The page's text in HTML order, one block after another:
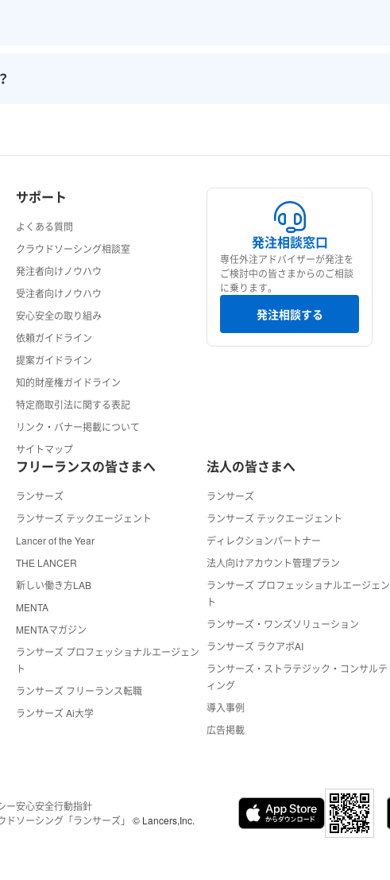
サポート
よくある質問
クラウドソーシング相談室
発注者向けノウハウ
受注者向けノウハウ
安心安全の取り組み
依頼ガイドライン
提案ガイドライン
知的財産権ガイドライン
特定商取引法に関する表記
リンク・バナー掲載について
サイトマップ
発注相談窓口
専任外注アドバイザーが発注を
ご検討中の皆さまからのご相談
に乗ります。
発注相談する
フリーランスの皆さまへ
ランサーズ
ランサーズ テックエージェント
Lancer of the Year
THE LANCER
新しい働き方LAB
MENTA
MENTAマガジン
ランサーズ プロフェッショナルエージェン
ト
ランサーズ フリーランス転職
ランサーズ Ai大学
法人の皆さまへ
ランサーズ
ランサーズ テックエージェント
ディレクションパートナー
法人向けアカウント管理プラン
ランサーズ プロフェッショナルエージェン
ト
ランサーズ・ワンズソリューション
ランサーズ ラクアポAI
ランサーズ・ストラテジック・コンサルテ
ィング
導入事例
広告掲載
ー安心安全行動指針
ドソーシング「ランサーズ」 © Lancers,Inc.